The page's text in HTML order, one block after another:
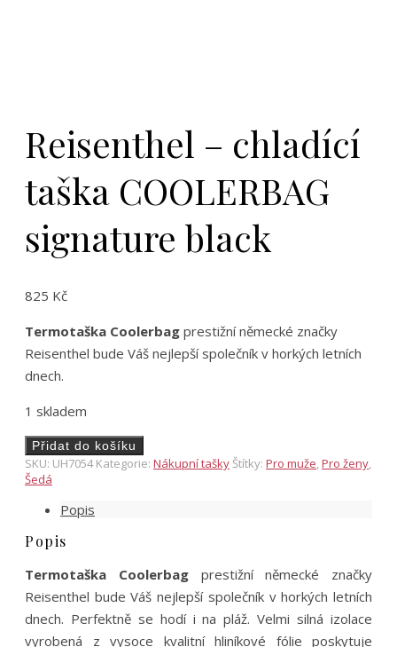
Reisenthel – chladící
taška COOLERBAG
signature black
825 Kč
Termotaška Coolerbag prestižní německé značky
Reisenthel bude Váš nejlepší společník v horkých letních
dnech.
1 skladem
Reisenthel
-
chladící
COOLERBAG
signature
black
množství
Přidat do košíku
SKU: UH7054 Kategorie: Nákupní tašky Štítky: Pro muže Pro ženy
Šedá
Popis
Popis
Termotaška Coolerbag prestižní německé značky
Reisenthel bude Váš nejlepší společník v horkých letních
dnech. Perfektně se hodí i na pláž. Velmi silná izolace
vyrobená z vysoce kvalitní hliníkové fólie poskytuje